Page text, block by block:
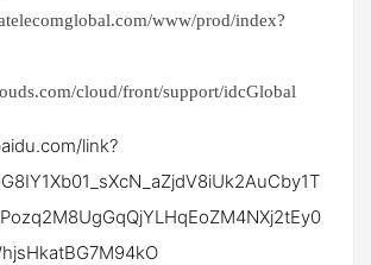
www/prod/index?
cloud/front/support/idcGlobal
link?